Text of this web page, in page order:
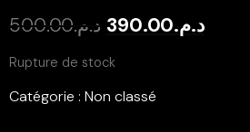
د.م.500.00 د.م.390.00
Rupture de stock
Catégorie : Non classé